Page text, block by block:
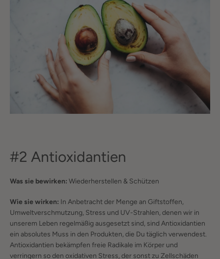
#2 Antioxidantien
Was sie bewirken: Wiederherstellen & Schützen
Wie sie wirken: In Anbetracht der Menge an Giftstoffen,
Umweltverschmutzung, Stress und UV-Strahlen, denen wir in
unserem Leben regelmäßig ausgesetzt sind, sind Antioxidantien
ein absolutes Muss in den Produkten, die Du täglich verwendest.
Antioxidantien bekämpfen freie Radikale im Körper und
verringern so den oxidativen Stress, der sonst zu Zellschäden